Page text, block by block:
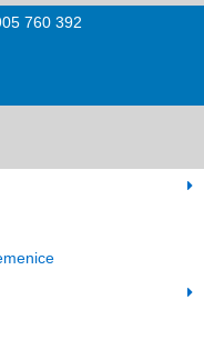
760 392